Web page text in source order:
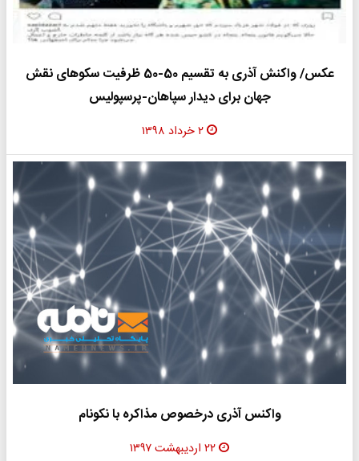
عکس/ واکنش آذری به تقسیم 50-50 ظرفیت سکوهای نقش
جهان برای دیدار سپاهان-پرسپولیس
۲ خرداد ۱۳۹۸
واکنس آذری درخصوص مذاکره با نکونام
۲۲ اردیبهشت ۱۳۹۷